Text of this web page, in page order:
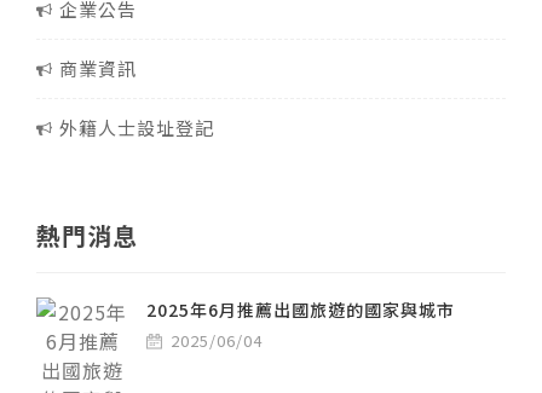
企業公告
商業資訊
外籍人士設址登記
熱門消息
2025年6月推薦出國旅遊的國家與城市
2025/06/04